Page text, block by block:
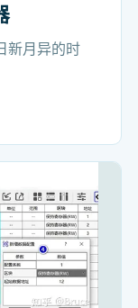
新月异的时